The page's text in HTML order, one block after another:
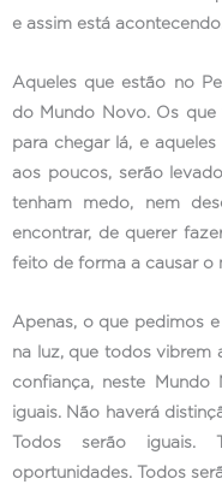
e assim está
Aqueles que estão no
do Mundo Novo. Os
para chegar lá, e
aos poucos, serão
tenham medo, nem
encontrar, de querer
feito de forma a causar o
Apenas, o que pedimos
na luz, que todos vibrem
confiança, neste
iguais. Não haverá
Todos serão iguais.
oportunidades. Todos